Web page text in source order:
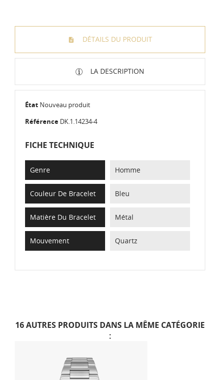
DÉTAILS DU PRODUIT
LA DESCRIPTION
État Nouveau produit
Référence DK.1.14234-4
FICHE TECHNIQUE
Genre Homme
Couleur De Bracelet Bleu
Matière Du Bracelet Métal
Mouvement Quartz
16 AUTRES PRODUITS DANS LA MÊME CATÉGORIE
: